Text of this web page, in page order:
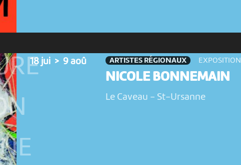
18 jui > 9 aoû ARTISTES RÉGIONAUX EXPOSITION
NICOLE BONNEMAIN
Le Caveau - St-Ursanne